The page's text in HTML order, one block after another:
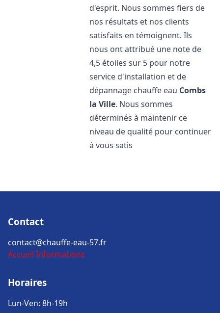
d'esprit. Nous sommes fiers de
nos résultats et nos clients
satisfaits en témoignent. Ils
nous ont attribué une note de
4,5 étoiles sur 5 pour notre
service d'installation et de
dépannage chauffe eau Combs
la Ville. Nous sommes
déterminés à maintenir ce
niveau de qualité pour continuer
à vous satis
Contact
contact@chauffe-eau-57.fr
Accueil Informations
Horaires
Lun-Ven: 8h-19h